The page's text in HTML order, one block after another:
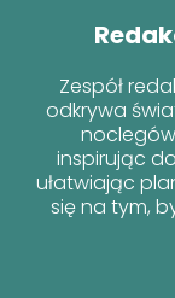
Zespół
odkrywa
inspirując
ułatwiając
się na tym,